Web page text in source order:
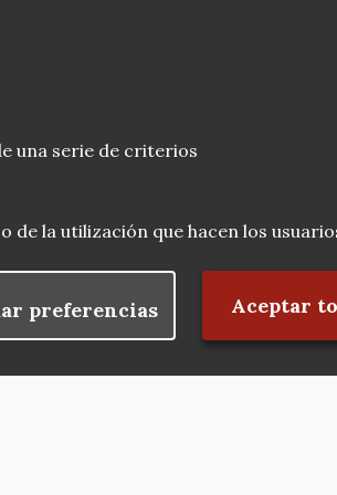
una serie de criterios
la utilización que hacen los
preferencias Aceptar
Rechazar